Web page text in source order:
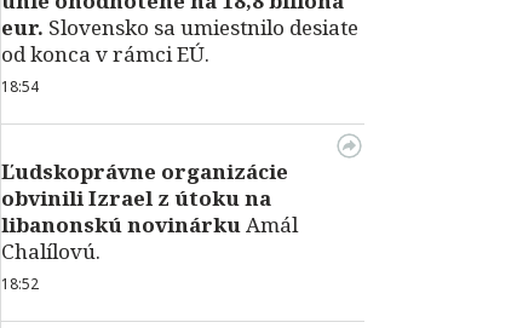
eur. Slovensko sa umiestnilo desiate
od konca v rámci EÚ.
18:54
Ľudskoprávne organizácie
obvinili Izrael z útoku na
libanonskú novinárkuAmál
Chalílovú.
18:52